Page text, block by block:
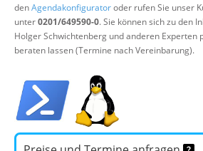
denAgendakonfiguratoroder rufen Sie unser
unter0201/649590-0. Sie können sich zu den
Holger Schwichtenberg und anderen Experten
beraten lassen (Termine nach Vereinbarung).